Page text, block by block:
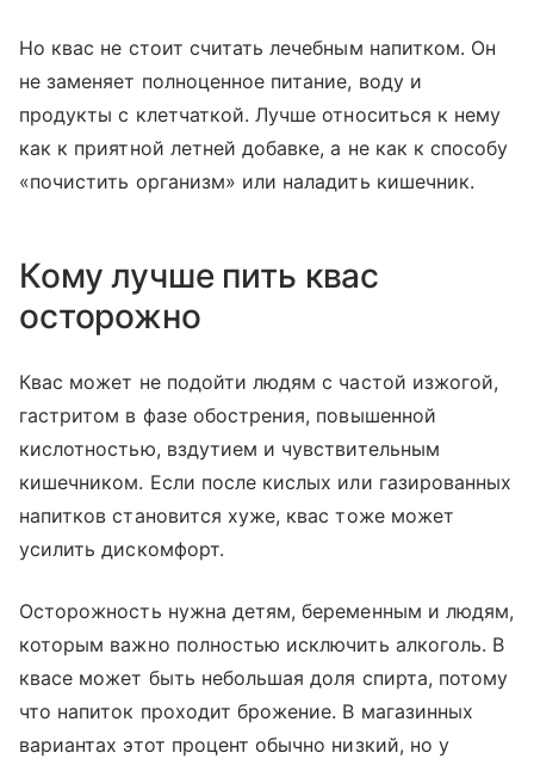
Но квас не стоит считать лечебным напитком. Он
не заменяет полноценное питание, воду и
продукты с клетчаткой. Лучше относиться к нему
как к приятной летней добавке, а не как к способу
«почистить организм» или наладить кишечник.
Кому лучше пить квас
осторожно
Квас может не подойти людям с частой изжогой,
гастритом в фазе обострения, повышенной
кислотностью, вздутием и чувствительным
кишечником. Если после кислых или газированных
напитков становится хуже, квас тоже может
усилить дискомфорт.
Осторожность нужна детям, беременным и людям,
которым важно полностью исключить алкоголь. В
квасе может быть небольшая доля спирта, потому
что напиток проходит брожение. В магазинных
вариантах этот процент обычно низкий, но у